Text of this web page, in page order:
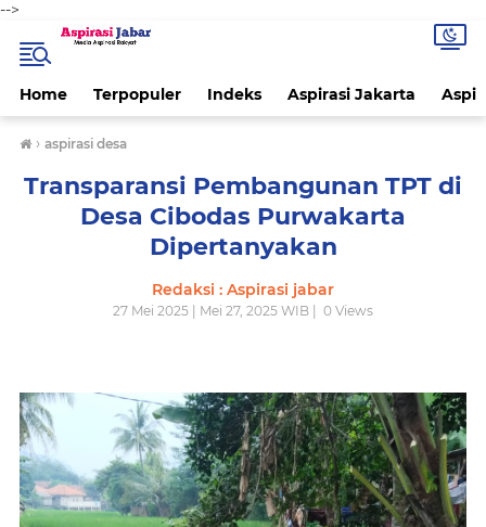
-->
Home Terpopuler Indeks Aspirasi Jakarta
› aspirasi desa
Transparansi Pembangunan TPT di
Desa Cibodas Purwakarta
Dipertanyakan
Redaksi : Aspirasi jabar
27 Mei 2025 | Mei 27, 2025 WIB | 0 Views